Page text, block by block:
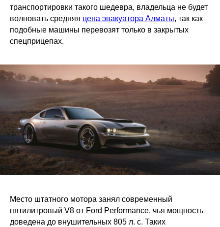
транспортировки такого шедевра, владельца не будет
волновать средняя цена эвакуатора Алматы, так как
подобные машины перевозят только в закрытых
спецприцепах.
Место штатного мотора занял современный
пятилитровый V8 от Ford Performance, чья мощность
доведена до внушительных 805 л. с. Таких